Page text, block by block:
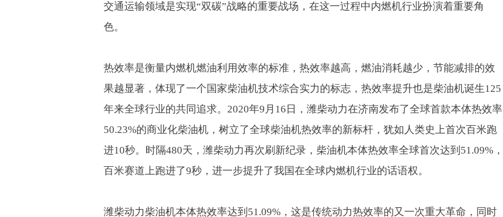
交通运输领域是实现“双碳”战略的重要战场，在这一过程中内燃机行业扮演着重要角
色。
热效率是衡量内燃机燃油利用效率的标准，热效率越高，燃油消耗越少，节能减排的效
果越显著，体现了一个国家柴油机技术综合实力的标志，热效率提升也是柴油机诞生125
年来全球行业的共同追求。 2020年9 月 16 日，潍柴动力在济南发布了全球首款本体热效率
50.23%的商业化柴油机，树立了全球柴油机热效率的新标杆，犹如人类史上首次百米跑
进10秒。时隔480天，潍柴动力再次刷新纪录，柴油机本体热效率全球首次达到 51.09% ，
百米赛道上跑进了9秒，进一步提升了我国在全球内燃机行业的话语权。
潍柴动力柴油机本体热效率达到 51.09% ，这是传统动力热效率的又一次重大革命，同时